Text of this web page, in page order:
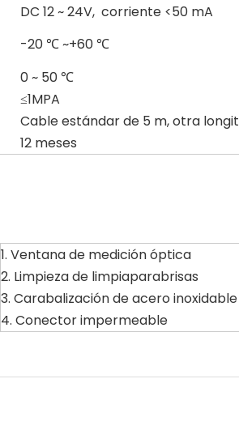
DC 12 ~ 24V, corriente <50 mA
-20 ℃ ~+60 ℃
0 ~ 50 ℃
≤1MPA
Cable estándar de 5 m, otra
12 meses
1. Ventana de medición óptica
2. Limpieza de limpiaparabrisas
3. Carabalización de acero inoxidable
4. Conector impermeable